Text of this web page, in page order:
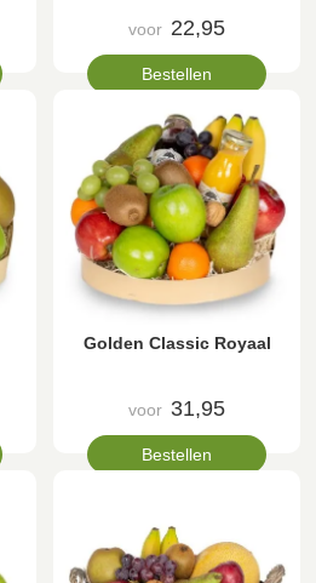
voor 22,95
Bestellen
Golden Classic Royaal
voor 31,95
Bestellen